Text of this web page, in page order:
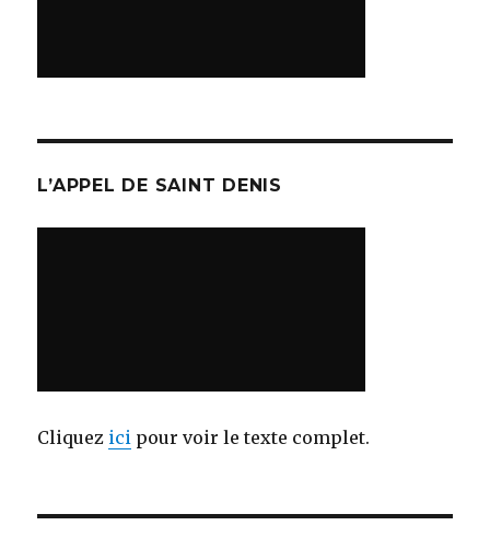
L’APPEL DE SAINT DENIS
Cliquez ici pour voir le texte complet.